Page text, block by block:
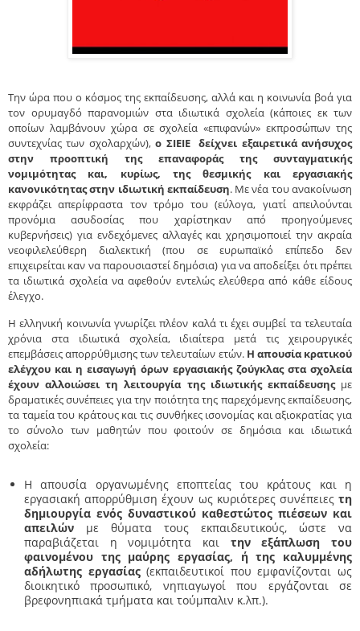
Την ώρα που ο κόσμος της εκπαίδευσης, αλλά και η κοινωνία βοά για
τον ορυμαγδό παρανομιών στα ιδιωτικά σχολεία (κάποιες εκ των
οποίων λαμβάνουν χώρα σε σχολεία «επιφανών» εκπροσώπων της
συντεχνίας των σχολαρχών),ο ΣΙΕΙΕ δείχνει εξαιρετικά ανήσυχος
στην προοπτική της επαναφοράς της συνταγματικής
νομιμότητας και, κυρίως, της θεσμικής και εργασιακής
κανονικότητας στην ιδιωτική εκπαίδευση. Με νέα του ανακοίνωση
εκφράζει απερίφραστα τον τρόμο του (εύλογα, γιατί απειλούνται
προνόμια ασυδοσίας που χαρίστηκαν από προηγούμενες
κυβερνήσεις) για ενδεχόμενες αλλαγές και χρησιμοποιεί την ακραία
νεοφιλελεύθερη διαλεκτική (που σε ευρωπαϊκό επίπεδο δεν
επιχειρείται καν να παρουσιαστεί δημόσια) για να αποδείξει ότι πρέπει
τα ιδιωτικά σχολεία να αφεθούν εντελώς ελεύθερα από κάθε είδους
έλεγχο.
Η ελληνική κοινωνία γνωρίζει πλέον καλά τι έχει συμβεί τα τελευταία
χρόνια στα ιδιωτικά σχολεία, ιδιαίτερα μετά τις χειρουργικές
επεμβάσεις απορρύθμισης των τελευταίων ετών. Η απουσία κρατικού
ελέγχου και η εισαγωγή όρων εργασιακής ζούγκλας στα σχολεία
έχουν αλλοιώσει τη λειτουργία της ιδιωτικής εκπαίδευσηςμε
δραματικές συνέπειες για την ποιότητα της παρεχόμενης εκπαίδευσης,
τα ταμεία του κράτους και τις συνθήκες ισονομίας και αξιοκρατίας για
το σύνολο των μαθητών που φοιτούν σε δημόσια και ιδιωτικά
σχολεία:
Η απουσία οργανωμένης εποπτείας του κράτους και η
εργασιακή απορρύθμιση έχουν ως κυριότερες συνέπειες τη
δημιουργία ενός δυναστικού καθεστώτος πιέσεων και
απειλών με θύματα τους εκπαιδευτικούς, ώστε να
παραβιάζεται η νομιμότητα και την εξάπλωση του
φαινομένου της μαύρης εργασίας, ή της καλυμμένης
αδήλωτης εργασίας(εκπαιδευτικοί που εμφανίζονται ως
διοικητικό προσωπικό, νηπιαγωγοί που εργάζονται σε
βρεφονηπιακά τμήματα και τούμπαλιν κ.λπ.).